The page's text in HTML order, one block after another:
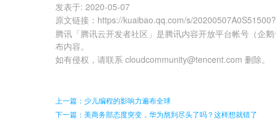
发表于: 2020-05-07
原文链接 ： https://kuaibao.qq.com/s/
腾讯「腾讯云开发者社区」是腾讯内容开放平台帐号（企
布内容。
如有侵权，请联系 cloudcommunity@tencent.com 删除。
上一篇：少儿编程的影响力遍布全球
下一篇：美商务部态度突变，华为熬到尽头了吗？这样想就错了